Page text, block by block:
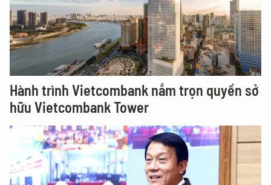
Hành trình Vietcombank nắm trọn quyền sở
hữu Vietcombank Tower